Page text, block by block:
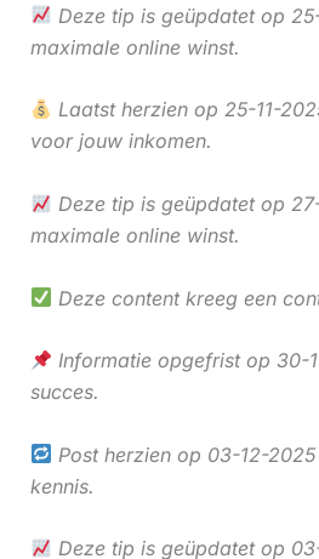
Deze tip is geüpdatet op
maximale online winst.
Laatst herzien op 25-11-
voor jouw inkomen.
Deze tip is geüpdatet op
maximale online winst.
Deze content kreeg een
Informatie opgefrist op 30-
succes.
Post herzien op 03-12-
kennis.
Deze tip is geüpdatet op